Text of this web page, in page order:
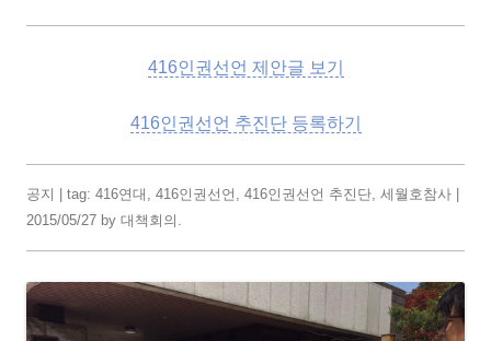
416인권선언 제안글 보기
416인권선언 추진단 등록하기
공지 | tag: 416연대 416인권선언 416인권선언 추진단 세월호참사
2015/05/27 by 대책회의